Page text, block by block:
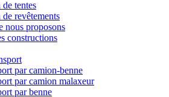
tentes
revêtements
nous proposons
constructions
par camion-benne
par camion malaxeur
par benne